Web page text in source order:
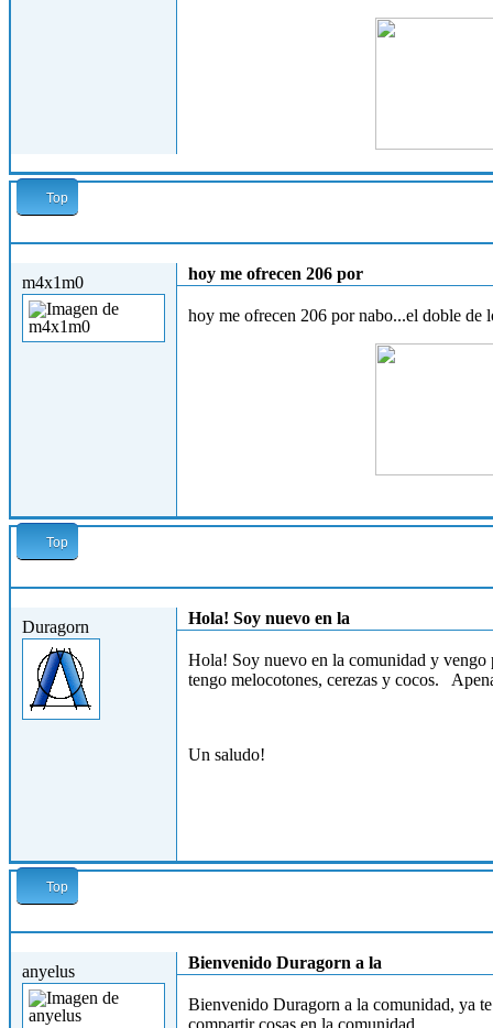
Top
m4x1m0 hoy me ofrecen 206 por
hoy me ofrecen 206 por nabo...el doble de
Top
Duragorn Hola! Soy nuevo en la
Hola! Soy nuevo en la comunidad y
tengo melocotones, cerezas y cocos.
Un saludo!
Top
anyelus Bienvenido Duragorn a la
Bienvenido Duragorn a la comunidad, ya
compartir cosas en la comunidad.